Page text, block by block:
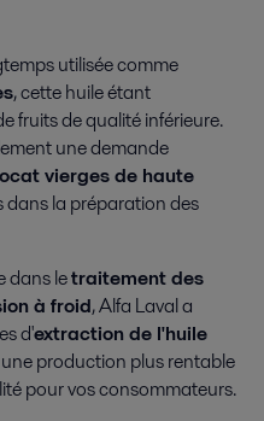
utilisée comme
, cette huile étant
fruits de qualité inférieure.
une demande
vierges de haute
dans la préparation des
dans letraitement des
à froid, Alfa Laval a
d'extraction de l'huile
production plus rentable
pour vos consommateurs.